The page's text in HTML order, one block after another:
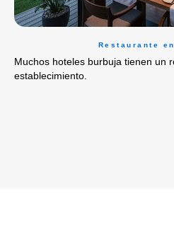
Restaurante
Muchos hoteles burbuja tienen un
establecimiento.